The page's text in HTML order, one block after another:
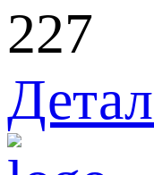
227